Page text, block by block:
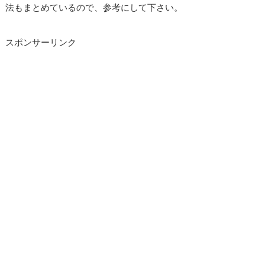
法もまとめているので、参考にして下さい。
スポンサーリンク